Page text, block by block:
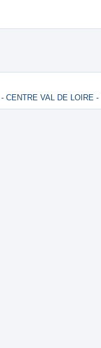
CENTRE VAL DE LOIRE